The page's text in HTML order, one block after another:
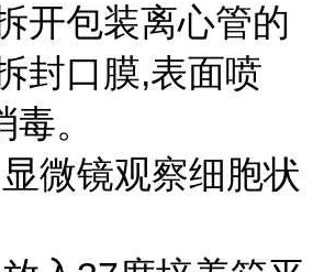
开包装离心管的
封口膜,表面喷
。
微镜观察细胞状